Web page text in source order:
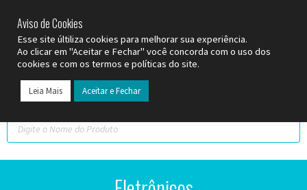
Aviso de Cookies
Esse site últiliza cookies para melhorar sua experiência.
Ao clicar em "Aceitar e Fechar" você concorda com o uso dos
cookies e com os termos e políticas do site.
Leia Mais Aceitar e Fechar